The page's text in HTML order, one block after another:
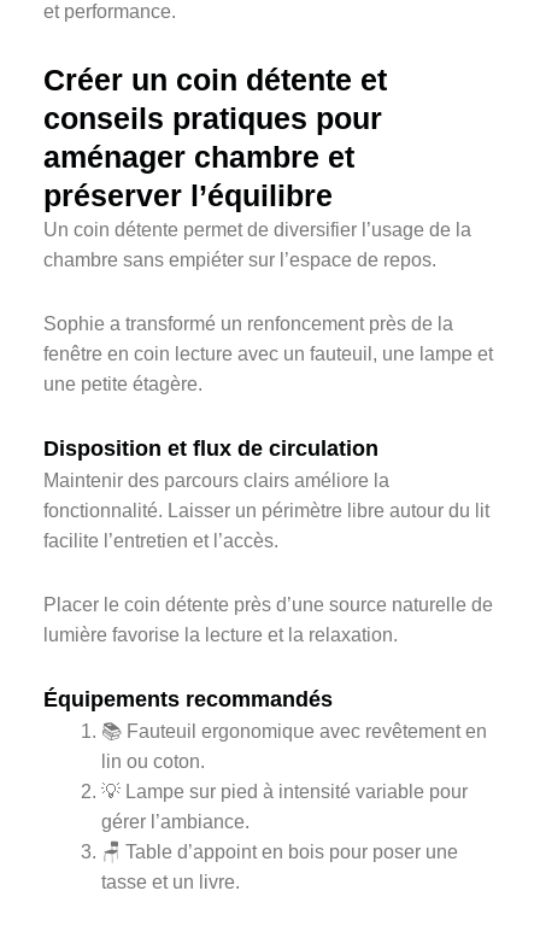
et performance.
Créer un coin détente et
conseils pratiques pour
aménager chambre et
préserver l’équilibre
Un coin détente permet de diversifier l’usage de la
chambre sans empiéter sur l’espace de repos.
Sophie a transformé un renfoncement près de la
fenêtre en coin lecture avec un fauteuil, une lampe et
une petite étagère.
Disposition et flux de circulation
Maintenir des parcours clairs améliore la
fonctionnalité. Laisser un périmètre libre autour du lit
facilite l’entretien et l’accès.
Placer le coin détente près d’une source naturelle de
lumière favorise la lecture et la relaxation.
Équipements recommandés
📚 Fauteuil ergonomique avec revêtement en
lin ou coton.
💡 Lampe sur pied à intensité variable pour
gérer l’ambiance.
🪑 Table d’appoint en bois pour poser une
tasse et un livre.